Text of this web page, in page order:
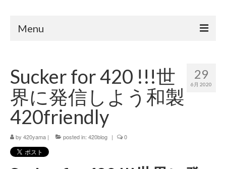
Menu
420 shibuya_info
420 shibuya_access
420 shibuya_shop
Instagram:420shibuya_official
About:FOUR TWENTY SHIBUYA
29
6月 2020
Sucker for 420 !!!世
界に発信しよう和製
420friendly
by 420yama | posted in: 420blog | 0